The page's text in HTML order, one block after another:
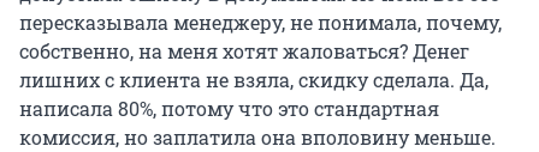
пересказывала менеджеру, не понимала, почему,
собственно, на меня хотят жаловаться? Денег
лишних с клиента не взяла, скидку сделала. Да,
написала 80%, потому что это стандартная
комиссия, но заплатила она вполовину меньше.